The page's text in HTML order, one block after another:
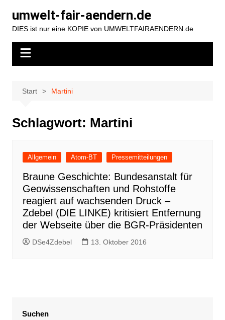
Inhalt
springen
umwelt-fair-aendern.de
DIES ist nur eine KOPIE von UMWELTFAIRAENDERN.de
Start Martini
Schlagwort: Martini
Allgemein Atom-BT Pressemitteilungen
Braune Geschichte: Bundesanstalt für
Geowissenschaften und Rohstoffe
reagiert auf wachsenden Druck –
Zdebel (DIE LINKE) kritisiert Entfernung
der Webseite über die BGR-Präsidenten
DSe4Zdebel 13. Oktober 2016
Suchen